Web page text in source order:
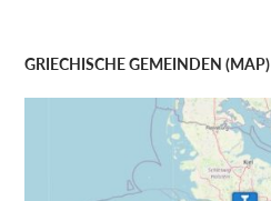
GRIECHISCHE GEMEINDEN (MAP)